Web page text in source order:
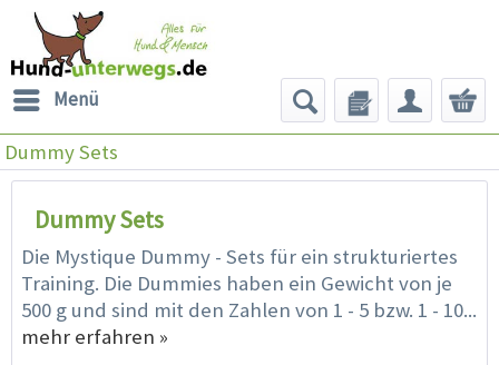
Menü
Dummy Sets
Dummy Sets
Die Mystique Dummy - Sets für ein strukturiertes
Training. Die Dummies haben ein Gewicht von je
500 g und sind mit den Zahlen von 1 - 5 bzw. 1 - 10...
mehr erfahren »